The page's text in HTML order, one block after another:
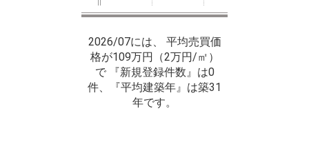
2026/07には、 平均売買価
格が109万円（2万円/㎡）
で 『新規登録件数』は0
件、『平均建築年』は築31
年です。